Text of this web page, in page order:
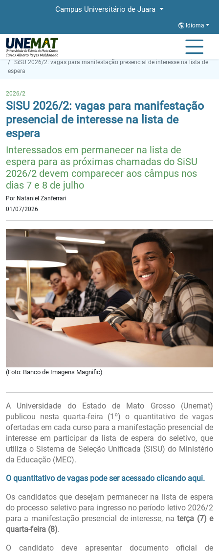
Campus Universitário de Juara
Idioma
Página Inicial
SiSU 2026/2: vagas para manifestação presencial de interesse na lista de
espera
2026/2
SiSU 2026/2: vagas para manifestação
presencial de interesse na lista de
espera
Interessados em permanecer na lista de
espera para as próximas chamadas do SiSU
2026/2 devem comparecer aos câmpus nos
dias 7 e 8 de julho
Por Nataniel Zanferrari
01/07/2026
(Foto: Banco de Imagens Magnific)
A Universidade do Estado de Mato Grosso (Unemat)
publicou nesta quarta-feira (1º) o quantitativo de vagas
ofertadas em cada curso para a manifestação presencial de
interesse em participar da lista de espera do seletivo, que
utiliza o Sistema de Seleção Unificada (SiSU) do Ministério
da Educação (MEC).
O quantitativo de vagas pode ser acessado clicando aqui.
Os candidatos que desejam permanecer na lista de espera
do processo seletivo para ingresso no período letivo 2026/2
para a manifestação presencial de interesse, naterça (7) e
quarta-feira (8).
O candidato deve apresentar documento oficial de